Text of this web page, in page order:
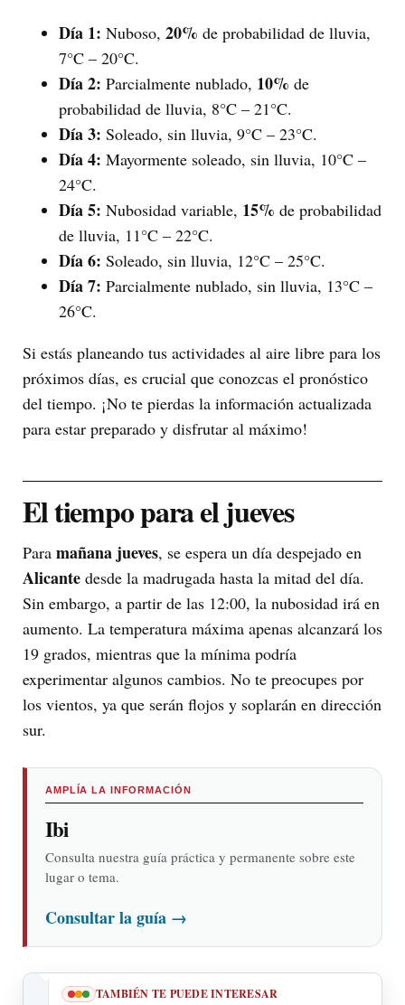
Día 1: Nuboso, 20% de probabilidad de lluvia,
7°C – 20°C.
Día 2: Parcialmente nublado, 10% de
probabilidad de lluvia, 8°C – 21°C.
Día 3: Soleado, sin lluvia, 9°C – 23°C.
Día 4: Mayormente soleado, sin lluvia, 10°C –
24°C.
Día 5: Nubosidad variable, 15% de probabilidad
de lluvia, 11°C – 22°C.
Día 6: Soleado, sin lluvia, 12°C – 25°C.
Día 7: Parcialmente nublado, sin lluvia, 13°C –
26°C.
Si estás planeando tus actividades al aire libre para los
próximos días, es crucial que conozcas el pronóstico
del tiempo. ¡No te pierdas la información actualizada
para estar preparado y disfrutar al máximo!
El tiempo para el jueves
Para mañana jueves, se espera un día despejado en
Alicante desde la madrugada hasta la mitad del día.
Sin embargo, a partir de las 12:00, la nubosidad irá en
aumento. La temperatura máxima apenas alcanzará los
19 grados, mientras que la mínima podría
experimentar algunos cambios. No te preocupes por
los vientos, ya que serán flojos y soplarán en dirección
sur.
AMPLÍA LA INFORMACIÓN
Ibi
Consulta nuestra guía práctica y permanente sobre este
lugar o tema.
Consultar la guía →
TAMBIÉN TE PUEDE INTERESAR